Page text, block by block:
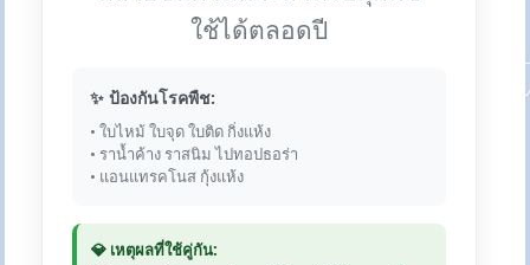
ใช้ได้ตลอดปี
✨ ป้องกันโรคพืช:
• ใบไหม้ ใบจุด ใบติด กิ่งแห้ง
• ราน้ำค้าง ราสนิม ไปทอปธอร่า
• แอนแทรคโนส กุ้งแห้ง
💎 เหตุผลที่ใช้คู่กัน: